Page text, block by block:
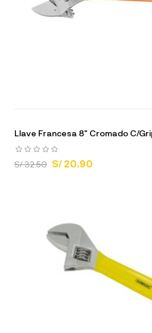
Llave Francesa 8" Cromado C/
S/ 32.50 S/ 20.90